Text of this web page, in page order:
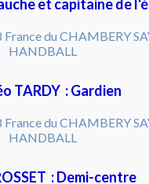
et capitaine de
TARDY : Gardien
: Demi-centre